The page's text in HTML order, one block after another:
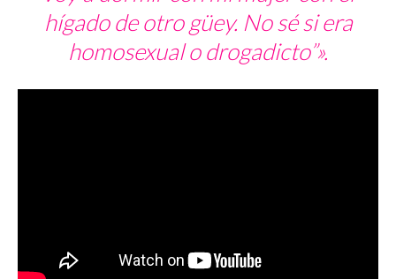
hígado de otro güey. No sé si era
homosexual o drogadicto”».